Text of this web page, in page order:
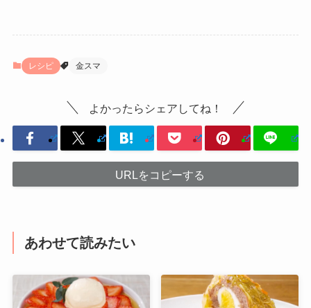
レシピ 金スマ
よかったらシェアしてね！
URLをコピーする
あわせて読みたい